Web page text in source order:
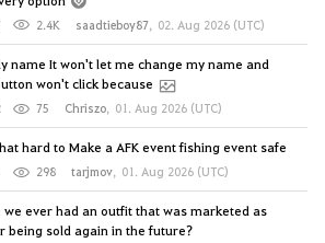
2.4K saadtieboy87, 02. Aug 2026 (UTC)
name It won't let me change my name and
won't click because
75 Chriszo, 01. Aug 2026 (UTC)
hard to Make a AFK event fishing event safe
298 tarjmov, 01. Aug 2026 (UTC)
we ever had an outfit that was marketed as
being sold again in the future?